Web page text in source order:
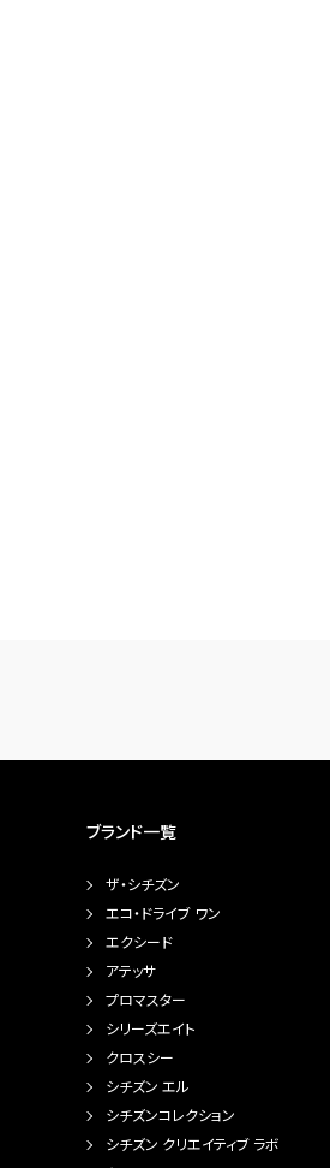
ブランド一覧
ザ・シチズン
エコ・ドライブ ワン
エクシード
アテッサ
プロマスター
シリーズエイト
クロスシー
シチズン エル
シチズンコレクション
シチズン クリエイティブ ラボ